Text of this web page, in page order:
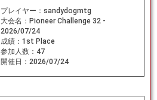
プレイヤー： sandydogmtg
大会名： Pioneer Challenge 32 -
2026/07/24
成績： 1st Place
参加人数： 47
開催日： 2026/07/24